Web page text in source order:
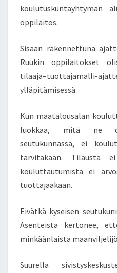
J
I
koulutuskuntayhtymän
oppilaitos.
Sisään rakennettuna
Ruukin oppilaitokset
tilaaja–tuottajamalli-
ylläpitämisessä.
Kun maatalousalan
luokkaa, mitä ne
seutukunnassa, ei
tarvitakaan. Tilausta
kouluttautumista ei
tuottajaakaan.
Eivätkä kyseisen
Asenteista kertonee,
minkäänlaista
Suurella